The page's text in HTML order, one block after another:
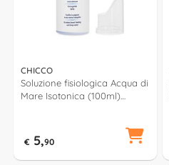
CHICCO
Soluzione fisiologica Acqua di
Mare Isotonica (100ml)
€ 5,90